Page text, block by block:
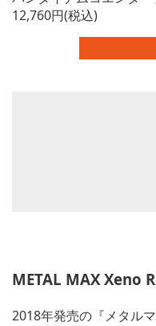
12,760円(税込)
METAL MAX Xeno
2018年発売の『メタル